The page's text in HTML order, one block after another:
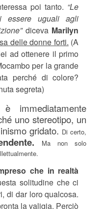
poi tanto. “Le
essere uguali agli
diceva Marilyn
delle donne forti. (A
ad ottenere il primo
per la grande
perché di colore?
segreta)
immediatamente
uno stereotipo, un
gridato. Di certo,
Ma non solo
che in realtà
solitudine che ci
di dar loro qualcosa.
la valigia. Perciò